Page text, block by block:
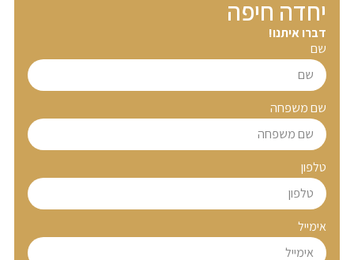
יחדה חיפה
דברו איתנו!
שם
שם משפחה
טלפון
אימייל